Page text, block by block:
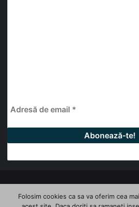
Folosim cookies ca sa va oferim cea